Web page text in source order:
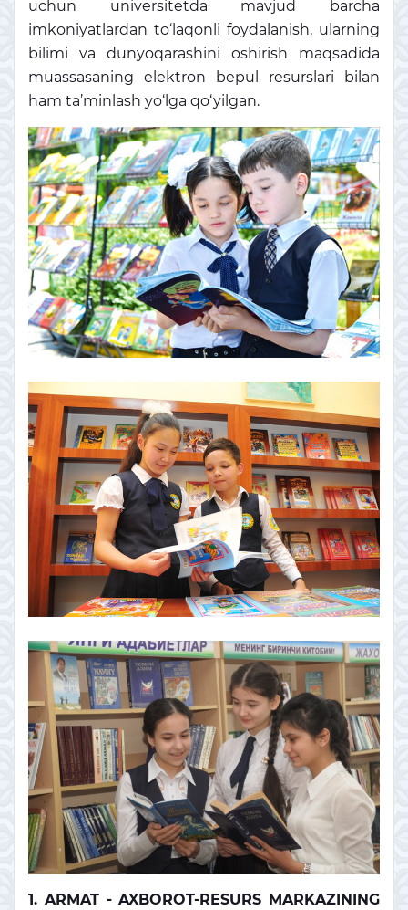
uchun universitetda mavjud barcha
imkoniyatlardan to‘laqonli foydalanish, ularning
bilimi va dunyoqarashini oshirish maqsadida
muassasaning elektron bepul resurslari bilan
ham ta’minlash yo‘lga qo‘yilgan.
1. ARMAT - AXBOROT-RESURS MARKAZINING